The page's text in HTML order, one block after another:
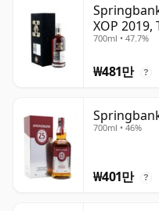
XOP 2019,
700ml • 47.7%
₩481만 ?
700ml • 46%
₩401만 ?